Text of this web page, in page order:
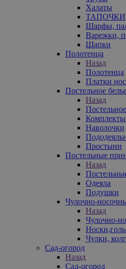
Халаты
ТАПОЧКИ
Шарфы,
Варежки,
Шапки
Полотенца
Назад
Полотенца
Платки
Постельное
Назад
Комплекты
Наволочки
Простыни
Постельные
Назад
Одеяла
Подушки
Чулочно-
Назад
Чулочно-
Чулки,
Сад-огород
Назад
Сад-огород